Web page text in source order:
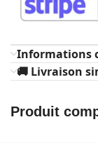
Informations
🚚 Livraison
Produit